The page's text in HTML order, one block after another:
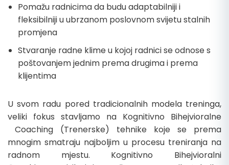
Pomažu radnicima da budu adaptabilniji i
fleksibilniji u ubrzanom poslovnom svijetu stalnih
promjena
Stvaranje radne klime u kojoj radnici se odnose s
poštovanjem jednim prema drugima i prema
klijentima
U svom radu pored tradicionalnih modela treninga,
veliki fokus stavljamo na Kognitivno Bihejvioralne
Coaching (Trenerske) tehnike koje se prema
mnogim smatraju najboljim u procesu treniranja na
radnom mjestu. Kognitivno Bihejvioralni